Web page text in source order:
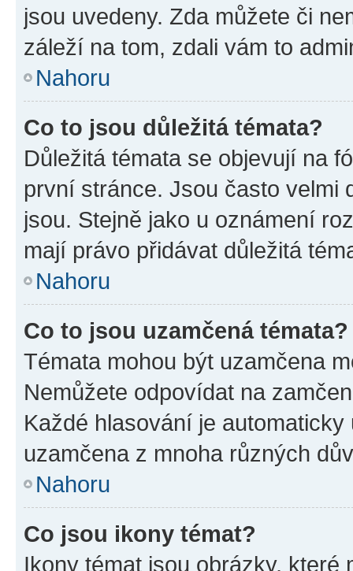
jsou uvedeny. Zda můžete či
záleží na tom, zdali vám to
Nahoru
Co to jsou důležitá témata?
Důležitá témata se objevují na
první stránce. Jsou často velmi
jsou. Stejně jako u oznámení
mají právo přidávat důležitá
Nahoru
Co to jsou uzamčená témata?
Témata mohou být uzamčena
Nemůžete odpovídat na
Každé hlasování je
uzamčena z mnoha různých
Nahoru
Co jsou ikony témat?
Ikony témat jsou obrázky,